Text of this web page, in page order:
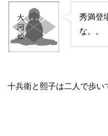
秀満登
な。。
十兵衛と熙子は二人で歩い